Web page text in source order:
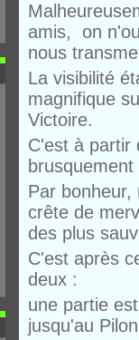
amis, on
nous
La visibilité
magnifique
Victoire.
C'est à partir
Par bonheur,
crête de
des plus
C'est après
deux :
une partie
jusqu'au